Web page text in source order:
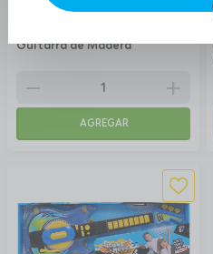
Guitarra de Madera
177.57
remove add
AGREGAR